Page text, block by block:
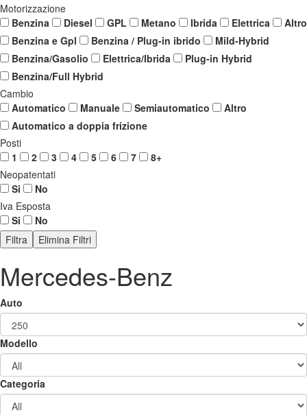
Motorizzazione
Benzina
Diesel GPL Metano Ibrida Elettrica
Altro
Benzina e Gpl
Benzina / Plug-in ibrido
Mild-Hybrid
Benzina/Gasolio
Elettrica/Ibrida
Plug-in Hybrid
Benzina/Full Hybrid
Cambio
Automatico
Manuale Semiautomatico
Altro
Automatico a doppia frizione
Posti
1
2 3 4 5 6 7
8+
Neopatentati
Si
No
Iva Esposta
Si
No
Mercedes-Benz
Auto
Modello
Categoria